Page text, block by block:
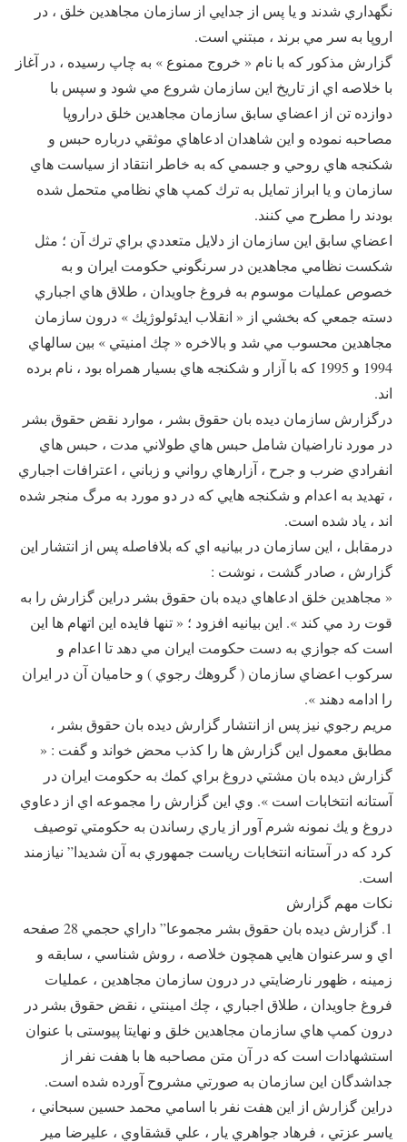
نگهداري شدند و يا پس از جدايي از سازمان مجاهدين خلق ، در
اروپا به سر مي برند ، مبتني است.
گزارش مذكور كه با نام « خروج ممنوع » به چاپ رسيده ، در آغاز
با خلاصه اي از تاريخ اين سازمان شروع مي شود و سپس با
دوازده تن از اعضاي سابق سازمان مجاهدين خلق دراروپا
مصاحبه نموده و اين شاهدان ادعاهاي موثقي درباره حبس و
شكنجه هاي روحي و جسمي كه به خاطر انتقاد از سياست هاي
سازمان و يا ابراز تمايل به ترك كمپ هاي نظامي متحمل شده
بودند را مطرح مي كنند.
اعضاي سابق اين سازمان از دلايل متعددي براي ترك آن ؛ مثل
شكست نظامي مجاهدين در سرنگوني حكومت ايران و به
خصوص عمليات موسوم به فروغ جاويدان ، طلاق هاي اجباري
دسته جمعي كه بخشي از « انقلاب ايدئولوژيك » درون سازمان
مجاهدين محسوب مي شد و بالاخره « چك امنيتي » بين سالهاي
1994 و 1995 كه با آزار و شكنجه هاي بسيار همراه بود ، نام برده
اند.
درگزارش سازمان ديده بان حقوق بشر ، موارد نقض حقوق بشر
در مورد ناراضيان شامل حبس هاي طولاني مدت ، حبس هاي
انفرادي ضرب و جرح ، آزارهاي رواني و زباني ، اعترافات اجباري
، تهديد به اعدام و شكنجه هايي كه در دو مورد به مرگ منجر شده
اند ، ياد شده است.
درمقابل ، اين سازمان در بيانيه اي كه بلافاصله پس از انتشار اين
گزارش ، صادر گشت ، نوشت :
« مجاهدين خلق ادعاهاي ديده بان حقوق بشر دراين گزارش را به
قوت رد مي كند ». اين بيانيه افزود ؛ « تنها فايده اين اتهام ها اين
است كه جوازي به دست حكومت ايران مي دهد تا اعدام و
سركوب اعضاي سازمان ( گروهك رجوي ) و حاميان آن در ايران
را ادامه دهند ».
مريم رجوي نيز پس از انتشار گزارش ديده بان حقوق بشر ،
مطابق معمول اين گزارش ها را كذب محض خواند و گفت : «
گزارش ديده بان مشتي دروغ براي كمك به حكومت ايران در
آستانه انتخابات است ». وي اين گزارش را مجموعه اي از دعاوي
دروغ و يك نمونه شرم آور از ياري رساندن به حكومتي توصيف
كرد كه در آستانه انتخابات رياست جمهوري به آن شديدا” نيازمند
است.
نكات مهم گزارش
1. گزارش ديده بان حقوق بشر مجموعا” داراي حجمي 28 صفحه
اي و سرعنوان هايي همچون خلاصه ، روش شناسي ، سابقه و
زمينه ، ظهور نارضايتي در درون سازمان مجاهدين ، عمليات
فروغ جاويدان ، طلاق اجباري ، چك امينتي ، نقض حقوق بشر در
درون كمپ هاي سازمان مجاهدين خلق و نهايتا پیوستی با عنوان
استشهادات است كه در آن متن مصاحبه ها با هفت نفر از
جداشدگان اين سازمان به صورتي مشروح آورده شده است.
دراين گزارش از اين هفت نفر با اسامي محمد حسين سبحاني ،
ياسر عزتي ، فرهاد جواهري يار ، علي قشقاوي ، عليرضا مير